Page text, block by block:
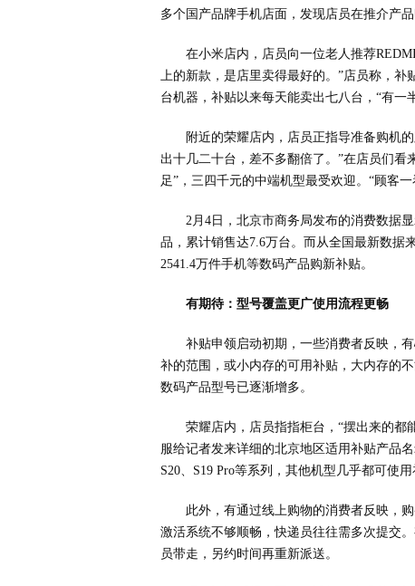
多个国产品牌手机店面，发现店员在推介产
在小米店内，店员向一位老人推荐
上的新款，是店里卖得最好的。”店员称，
台机器，补贴以来每天能卖出七八台，“有一
附近的荣耀店内，店员正指导准备购机
出十几二十台，差不多翻倍了。”在店员们看
足”，三四千元的中端机型最受欢迎。“顾客
2月4日，北京市商务局发布的消费数据
品，累计销售达7.6万台。而从全国最新数据
2541.4万件手机等数码产品购新补贴。
有期待：型号覆盖更广使用流程更畅
补贴申领启动初期，一些消费者反映，
补的范围，或小内存的可用补贴，大内存的
数码产品型号已逐渐增多。
荣耀店内，店员指指柜台，“摆出来的都
服给记者发来详细的北京地区适用补贴产品
S20、S19 Pro等系列，其他机型几乎都可使
此外，有通过线上购物的消费者反映，
激活系统不够顺畅，快递员往往需多次提交
员带走，另约时间再重新派送。